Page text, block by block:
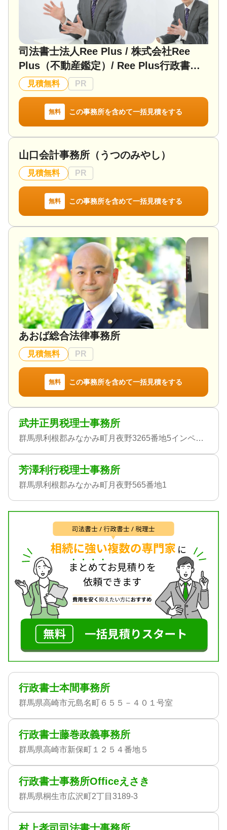
対応地域
関東全域・長野県
遺産分割 / 相続財産調査 / 相続税申告 / 相続手続き
対応体制
電話相談可 / 訪問可 / 土日相談可 / 18時以降相談可 /
事務所面談可
司法書士法人Ree Plus / 株式会社Ree
Plus（不動産鑑定）/ Ree Plus行政書士
事務所
見積無料 PR
無料 この事務所を含めて一括見積をする
山口会計事務所（うつのみやし）
見積無料 PR
無料 この事務所を含めて一括見積をする
あおば総合法律事務所
見積無料 PR
無料 この事務所を含めて一括見積をする
武井正男税理士事務所
群馬県利根郡みなかみ町月夜野3265番地5インペリアル月夜野
芳澤利行税理士事務所
群馬県利根郡みなかみ町月夜野565番地1
行政書士本間事務所
群馬県高崎市元島名町６５５－４０１号室
行政書士藤巻政義事務所
群馬県高崎市新保町１２５４番地５
行政書士事務所Officeえさき
群馬県桐生市広沢町2丁目3189-3